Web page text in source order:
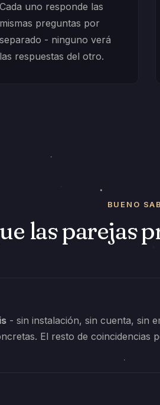
Cada uno responde las
mismas preguntas por
separado - ninguno verá
las respuestas del otro.
BUENO
las parejas
- sin instalación, sin cuenta, sin
El resto de